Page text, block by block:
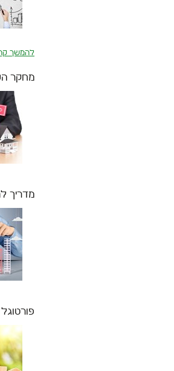
להמשך
מחקר
מדריך